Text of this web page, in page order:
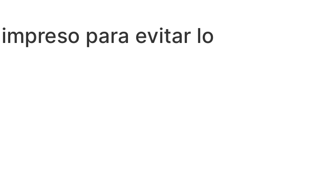
para evitar lo